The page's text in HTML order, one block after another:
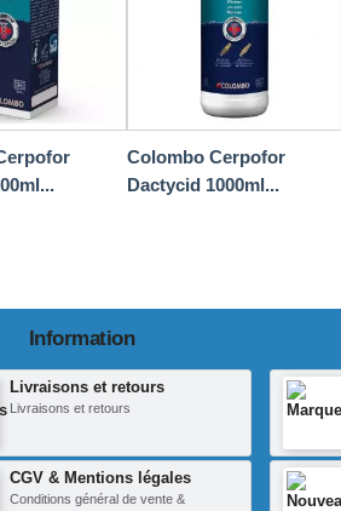
Colombo Cerpofor
Dactycid 1000ml...
Information
Livraisons et retours
Livraisons et retours
CGV & Mentions légales
Conditions général de vente &